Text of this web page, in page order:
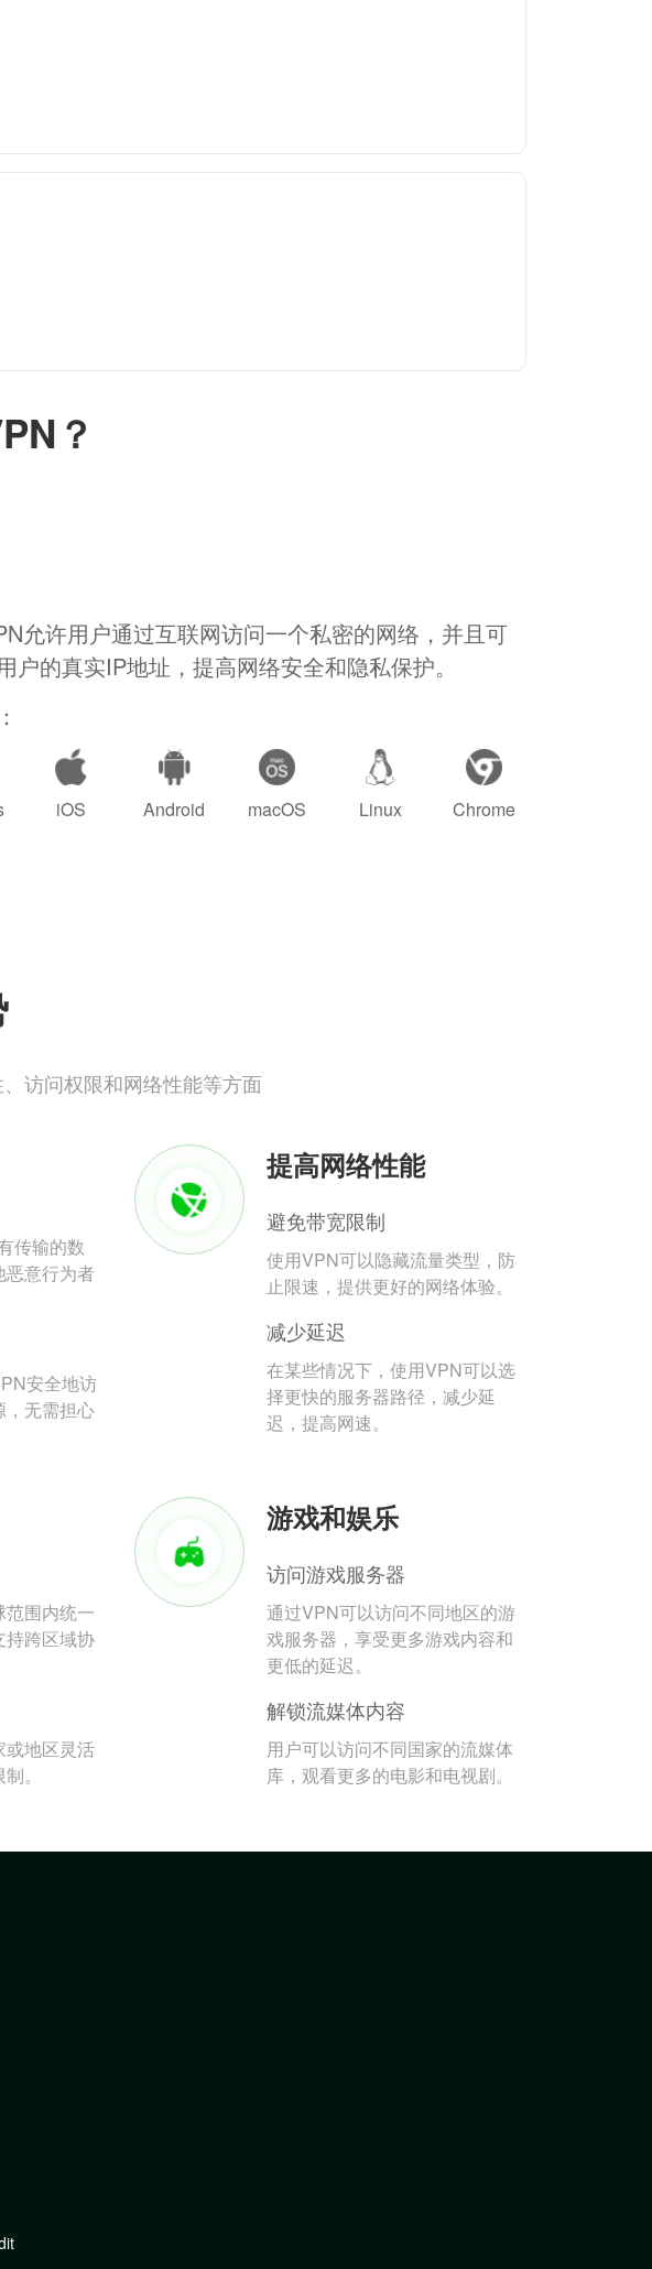
？
允许用户通过互联网访问一个私密的网络，并且可
户的真实IP地址，提高网络安全和隐私保护。
iOS Android macOS Linux Chrome
访问权限和网络性能等方面
传输的数
恶意行为者
安全地访
，无需担心
提高网络性能
避免带宽限制
使用VPN可以隐藏流量类型，防
止限速，提供更好的网络体验。
减少延迟
在某些情况下，使用VPN可以选
择更快的服务器路径，减少延
迟，提高网速。
范围内统一
持跨区域协
或地区灵活
。
游戏和娱乐
访问游戏服务器
通过VPN可以访问不同地区的游
戏服务器，享受更多游戏内容和
更低的延迟。
解锁流媒体内容
用户可以访问不同国家的流媒体
库，观看更多的电影和电视剧。